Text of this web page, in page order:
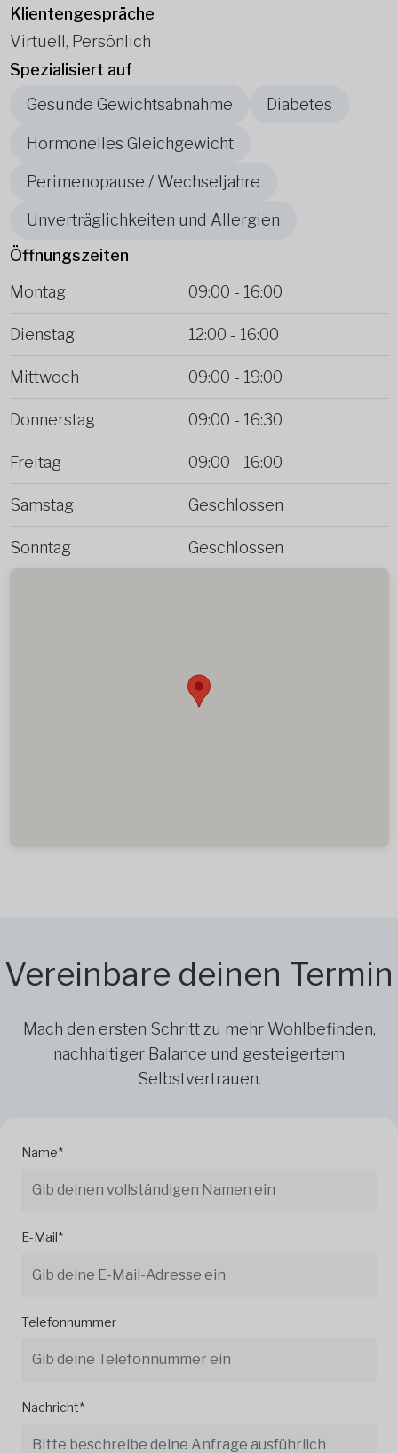
Klientengespräche
Virtuell, Persönlich
Spezialisiert auf
Gesunde Gewichtsabnahme
Diabetes
Hormonelles Gleichgewicht
Perimenopause / Wechseljahre
Unverträglichkeiten und Allergien
Öffnungszeiten
Montag
09:00 - 16:00
Dienstag 12:00 - 16:00
Mittwoch 09:00 - 19:00
Donnerstag 09:00 - 16:30
Freitag 09:00 - 16:00
Samstag Geschlossen
Sonntag Geschlossen
Vereinbare deinen Termin
Mach den ersten Schritt zu mehr Wohlbefinden,
nachhaltiger Balance und gesteigertem
Selbstvertrauen.
Name*
E-Mail*
Telefonnummer
Nachricht*